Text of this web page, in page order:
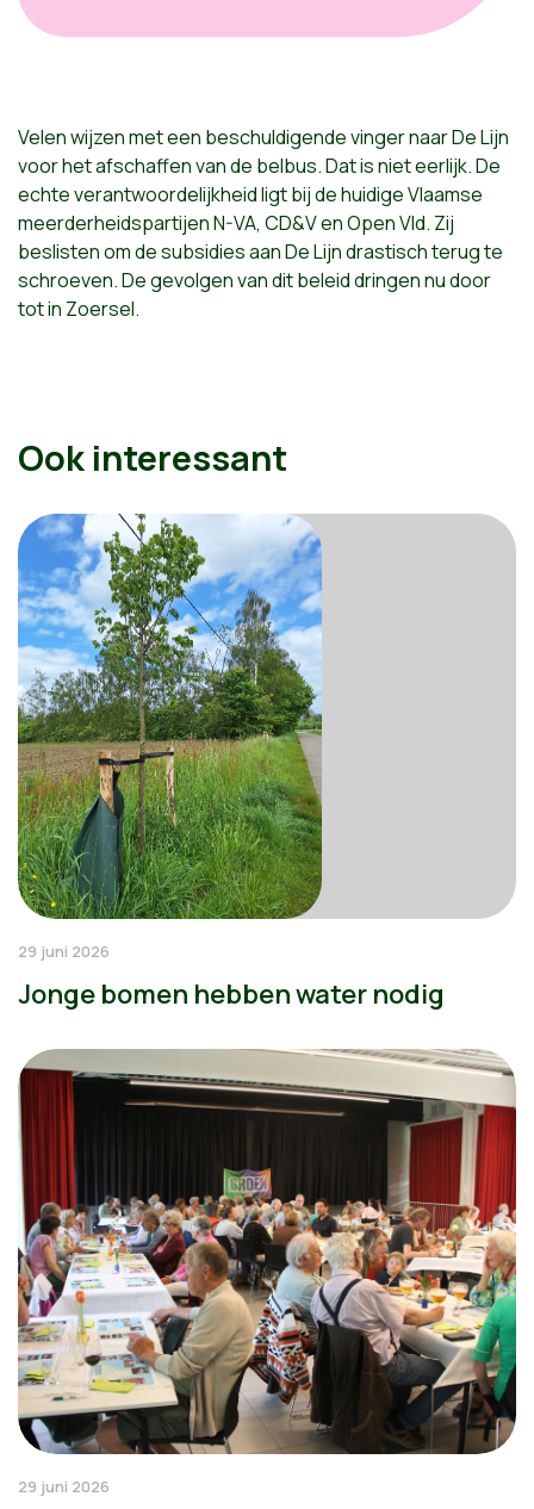
Velen wijzen met een beschuldigende vinger naar De Lijn
voor het afschaffen van de belbus. Dat is niet eerlijk. De
echte verantwoordelijkheid ligt bij de huidige Vlaamse
meerderheidspartijen N-VA, CD&V en Open Vld. Zij
beslisten om de subsidies aan De Lijn drastisch terug te
schroeven. De gevolgen van dit beleid dringen nu door
tot in Zoersel.
Ook interessant
29 juni 2026
Jonge bomen hebben water nodig
29 juni 2026